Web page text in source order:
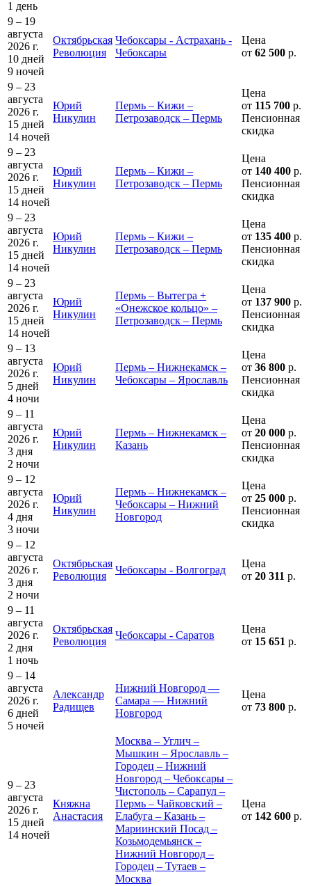
1 день
9 – 19
августа
2026 г.
10 дней
9 ночей
Октябрьская
Революция
Чебоксары - Астрахань -
Чебоксары
Цена
от 62 500 р.
9 – 23
августа
2026 г.
15 дней
14 ночей
Юрий
Никулин
Пермь – Кижи –
Петрозаводск – Пермь
Цена
от 115 700 р.
Пенсионная
скидка
9 – 23
августа
2026 г.
15 дней
14 ночей
Юрий
Никулин
Пермь – Кижи –
Петрозаводск – Пермь
Цена
от 140 400 р.
Пенсионная
скидка
9 – 23
августа
2026 г.
15 дней
14 ночей
Юрий
Никулин
Пермь – Кижи –
Петрозаводск – Пермь
Цена
от 135 400 р.
Пенсионная
скидка
9 – 23
августа
2026 г.
15 дней
14 ночей
Юрий
Никулин
Пермь – Вытегра +
«Онежское кольцо» –
Петрозаводск – Пермь
Цена
от 137 900 р.
Пенсионная
скидка
9 – 13
августа
2026 г.
5 дней
4 ночи
Юрий
Никулин
Пермь – Нижнекамск –
Чебоксары – Ярославль
Цена
от 36 800 р.
Пенсионная
скидка
9 – 11
августа
2026 г.
3 дня
2 ночи
Юрий
Никулин
Пермь – Нижнекамск –
Казань
Цена
от 20 000 р.
Пенсионная
скидка
9 – 12
августа
2026 г.
4 дня
3 ночи
Юрий
Никулин
Пермь – Нижнекамск –
Чебоксары – Нижний
Новгород
Цена
от 25 000 р.
Пенсионная
скидка
9 – 12
августа
2026 г.
3 дня
2 ночи
Октябрьская
Революция
Чебоксары - Волгоград
Цена
от 20 311 р.
9 – 11
августа
2026 г.
2 дня
1 ночь
Октябрьская
Революция
Чебоксары - Саратов
Цена
от 15 651 р.
9 – 14
августа
2026 г.
6 дней
5 ночей
Александр
Радищев
Нижний Новгород —
Самара — Нижний
Новгород
Цена
от 73 800 р.
9 – 23
августа
2026 г.
15 дней
14 ночей
Княжна
Анастасия
Москва – Углич –
Мышкин – Ярославль –
Городец – Нижний
Новгород – Чебоксары –
Чистополь – Сарапул –
Пермь – Чайковский –
Елабуга – Казань –
Мариинский Посад –
Козьмодемьянск –
Нижний Новгород –
Городец – Тутаев –
Москва
Цена
от 142 600 р.